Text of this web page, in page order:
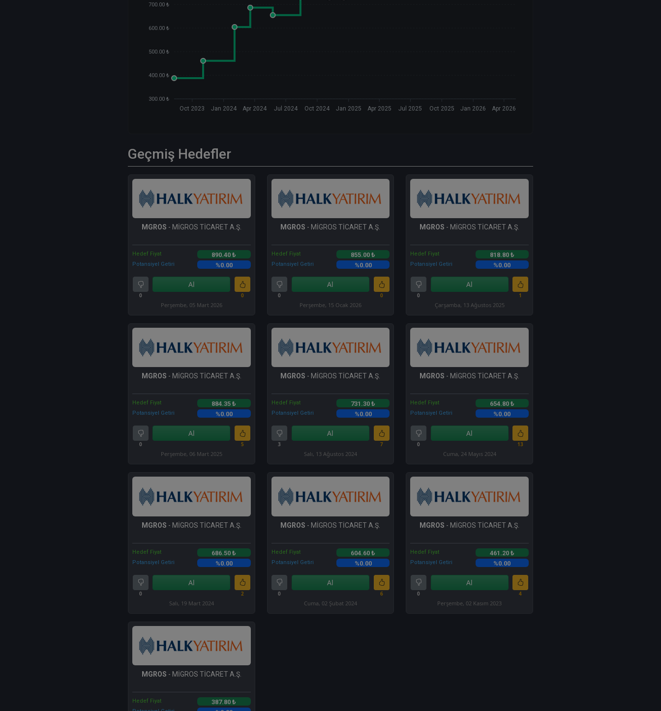
700.00 ₺
600.00 ₺
500.00 ₺
400.00 ₺
300.00 ₺
Oct 2023 Jan 2024 Apr 2024 Jul 2024 Oct 2024 Jan 2025 Apr 2025 Jul 2025 Oct 2025 Jan 2026 Apr 2026
Geçmiş Hedefler
MGROS - MİGROS TİCARET A.Ş.
Hedef Fiyat 890.40 ₺
Potansiyel Getiri %0.00
0
Al
0
Perşembe, 05 Mart 2026
MGROS - MİGROS TİCARET A.Ş.
Hedef Fiyat 855.00 ₺
Potansiyel Getiri %0.00
0
Al
0
Perşembe, 15 Ocak 2026
MGROS - MİGROS TİCARET A.Ş.
Hedef Fiyat 818.80 ₺
Potansiyel Getiri %0.00
0
Al
1
Çarşamba, 13 Ağustos 2025
MGROS - MİGROS TİCARET A.Ş.
Hedef Fiyat 884.35 ₺
Potansiyel Getiri %0.00
0
Al
5
Perşembe, 06 Mart 2025
MGROS - MİGROS TİCARET A.Ş.
Hedef Fiyat 731.30 ₺
Potansiyel Getiri %0.00
3
Al
7
Salı, 13 Ağustos 2024
MGROS - MİGROS TİCARET A.Ş.
Hedef Fiyat 654.80 ₺
Potansiyel Getiri %0.00
0
Al
13
Cuma, 24 Mayıs 2024
MGROS - MİGROS TİCARET A.Ş.
Hedef Fiyat 686.50 ₺
Potansiyel Getiri %0.00
0
Al
2
Salı, 19 Mart 2024
MGROS - MİGROS TİCARET A.Ş.
Hedef Fiyat 604.60 ₺
Potansiyel Getiri %0.00
0
Al
6
Cuma, 02 Şubat 2024
MGROS - MİGROS TİCARET A.Ş.
Hedef Fiyat 461.20 ₺
Potansiyel Getiri %0.00
0
Al
4
Perşembe, 02 Kasım 2023
MGROS - MİGROS TİCARET A.Ş.
Hedef Fiyat 387.80 ₺